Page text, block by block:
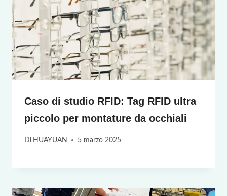
Caso di studio RFID: Tag RFID ultra
piccolo per montature da occhiali
Di HUAYUAN 5 marzo 2025